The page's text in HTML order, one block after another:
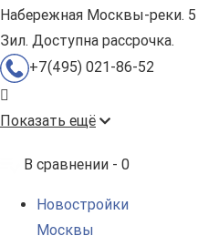
Набережная Москвы-реки.
Зил. Доступна рассрочка.
+7(495) 021-86-52
Показать ещё
В сравнении - 0
Новостройки
Москвы